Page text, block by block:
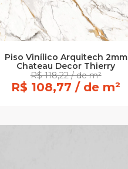
Piso Vinílico Arquitech 2mm
Chateau Decor Thierry
R$ 118,22 / de m²
R$ 108,77 / de m²